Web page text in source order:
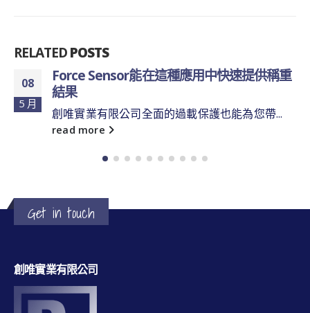
RELATEDPOSTS
08
5 月
Force Sensor能在這種應用中快速提供稱重
結果
創唯實業有限公司全面的過載保護也能為您帶...
read more
Get in touch
創唯實業有限公司